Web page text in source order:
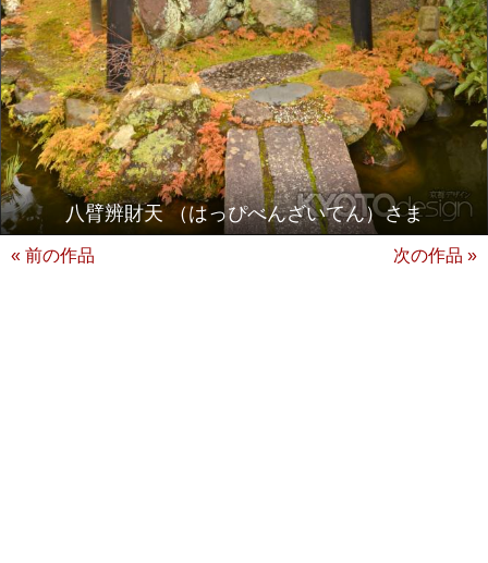
八臂辨財天 （はっぴべんざいてん）さま
« 前の作品 次の作品 »